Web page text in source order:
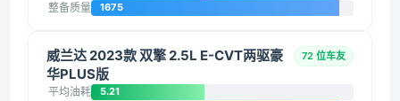
整备质量 1675
威兰达 2023款 双擎 2.5L E-CVT两驱豪
华PLUS版
72 位车友
平均油耗 5.21